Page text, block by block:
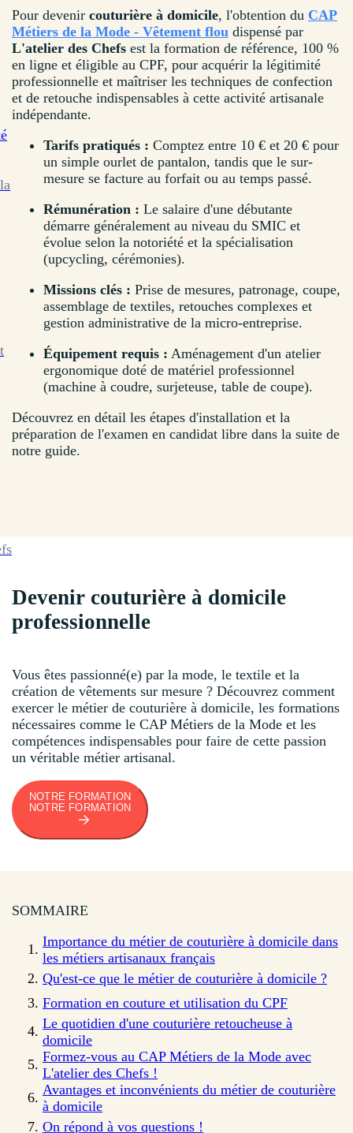
Pour devenir couturière à domicile, l'obtention du CAP
Métiers de la Mode - Vêtement flou dispensé par
L'atelier des Chefs est la formation de référence, 100 %
en ligne et éligible au CPF, pour acquérir la légitimité
professionnelle et maîtriser les techniques de confection
et de retouche indispensables à cette activité artisanale
indépendante.
Tarifs pratiqués : Comptez entre 10 € et 20 € pour
un simple ourlet de pantalon, tandis que le sur-
mesure se facture au forfait ou au temps passé.
Rémunération : Le salaire d'une débutante
démarre généralement au niveau du SMIC et
évolue selon la notoriété et la spécialisation
(upcycling, cérémonies).
Missions clés : Prise de mesures, patronage, coupe,
assemblage de textiles, retouches complexes et
gestion administrative de la micro-entreprise.
Équipement requis : Aménagement d'un atelier
ergonomique doté de matériel professionnel
(machine à coudre, surjeteuse, table de coupe).
Découvrez en détail les étapes d'installation et la
préparation de l'examen en candidat libre dans la suite de
notre guide.
Devenir couturière à domicile
professionnelle
Vous êtes passionné(e) par la mode, le textile et la
création de vêtements sur mesure ? Découvrez comment
exercer le métier de couturière à domicile, les formations
nécessaires comme le CAP Métiers de la Mode et les
compétences indispensables pour faire de cette passion
un véritable métier artisanal.
NOTRE FORMATION
NOTRE FORMATION
SOMMAIRE
Importance du métier de couturière à domicile dans
les métiers artisanaux français
Qu'est-ce que le métier de couturière à domicile ?
Formation en couture et utilisation du CPF
Le quotidien d'une couturière retoucheuse à
domicile
Formez-vous au CAP Métiers de la Mode avec
L'atelier des Chefs !
Avantages et inconvénients du métier de couturière
à domicile
On répond à vos questions !